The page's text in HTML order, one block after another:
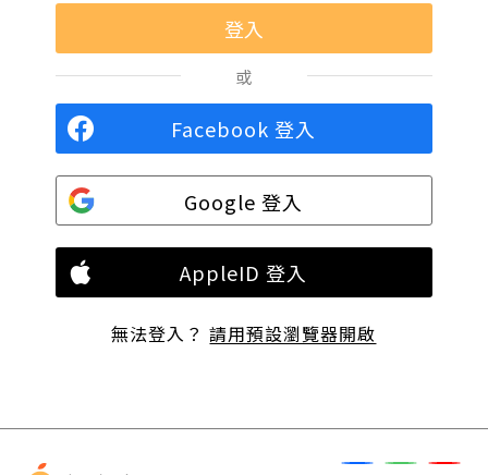
或
Facebook 登入
Google 登入
AppleID 登入
無法登入？請用預設瀏覽器開啟